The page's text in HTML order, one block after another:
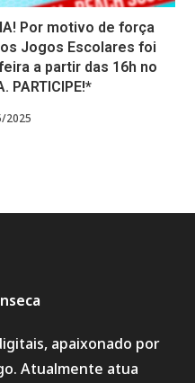
Por motivo de força
Jogos Escolares foi
a partir das 16h no
PARTICIPE!*
2025
apaixonado por
Atualmente atua